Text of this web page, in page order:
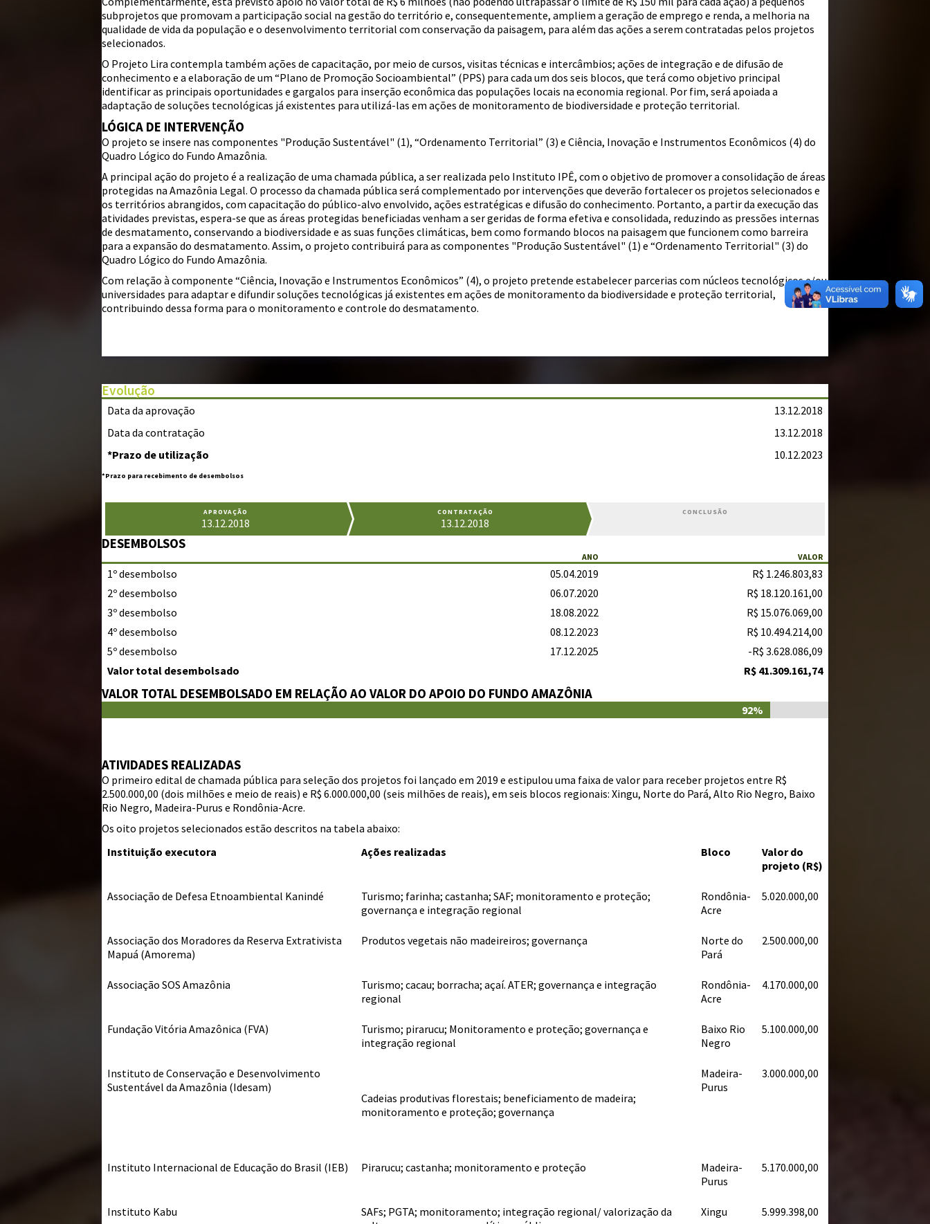
subprojetos que promovam a participação social na gestão do território e, consequentemente, ampliem a geração de emprego e renda, a melhoria na
qualidade de vida da população e o desenvolvimento territorial com conservação da paisagem, para além das ações a serem contratadas pelos projetos
selecionados.
O Projeto Lira contempla também ações de capacitação, por meio de cursos, visitas técnicas e intercâmbios; ações de integração e de difusão de
conhecimento e a elaboração de um “Plano de Promoção Socioambiental” (PPS) para cada um dos seis blocos, que terá como objetivo principal
identificar as principais oportunidades e gargalos para inserção econômica das populações locais na economia regional. Por fim, será apoiada a
adaptação de soluções tecnológicas já existentes para utilizá-las em ações de monitoramento de biodiversidade e proteção territorial.
LÓGICA DE INTERVENÇÃO
O projeto se insere nas componentes "Produção Sustentável" (1), “Ordenamento Territorial” (3) e Ciência, Inovação e Instrumentos Econômicos (4) do
Quadro Lógico do Fundo Amazônia.
A principal ação do projeto é a realização de uma chamada pública, a ser realizada pelo Instituto IPÊ, com o objetivo de promover a consolidação de áreas
protegidas na Amazônia Legal. O processo da chamada pública será complementado por intervenções que deverão fortalecer os projetos selecionados e
os territórios abrangidos, com capacitação do público-alvo envolvido, ações estratégicas e difusão do conhecimento. Portanto, a partir da execução das
atividades previstas, espera-se que as áreas protegidas beneficiadas venham a ser geridas de forma efetiva e consolidada, reduzindo as pressões internas
de desmatamento, conservando a biodiversidade e as suas funções climáticas, bem como formando blocos na paisagem que funcionem como barreira
para a expansão do desmatamento. Assim, o projeto contribuirá para as componentes "Produção Sustentável" (1) e “Ordenamento Territorial" (3) do
Quadro Lógico do Fundo Amazônia.
Com relação à componente “Ciência, Inovação e Instrumentos Econômicos” (4), o projeto pretende estabelecer parcerias com núcleos tecnológicos e/ou
universidades para adaptar e difundir soluções tecnológicas já existentes em ações de monitoramento da biodiversidade e proteção territorial,
contribuindo dessa forma para o monitoramento e controle do desmatamento.
Evolução
Data da aprovação
13.12.2018
Data da contratação
13.12.2018
*Prazo de utilização
10.12.2023
*Prazo para recebimento de desembolsos
APROVAÇÃO
13.12.2018
CONTRATAÇÃO
13.12.2018
CONCLUSÃO
DESEMBOLSOS
ANO VALOR
1º desembolso 05.04.2019
R$ 1.246.803,83
2º desembolso
06.07.2020
R$ 18.120.161,00
3º desembolso
18.08.2022
R$ 15.076.069,00
4º desembolso
08.12.2023
R$ 10.494.214,00
5º desembolso
17.12.2025
-R$ 3.628.086,09
Valor total desembolsado
R$ 41.309.161,74
VALOR TOTAL DESEMBOLSADO EM RELAÇÃO AO VALOR DO APOIO DO FUNDO AMAZÔNIA
92%
ATIVIDADES REALIZADAS
O primeiro edital de chamada pública para seleção dos projetos foi lançado em 2019 e estipulou uma faixa de valor para receber projetos entre R$
2.500.000,00 (dois milhões e meio de reais) e R$ 6.000.000,00 (seis milhões de reais), em seis blocos regionais: Xingu, Norte do Pará, Alto Rio Negro, Baixo
Rio Negro, Madeira-Purus e Rondônia-Acre.
Os oito projetos selecionados estão descritos na tabela abaixo:
Instituição executora
Ações realizadas Bloco
Valor do
projeto (R$)
Associação de Defesa Etnoambiental Kanindé
Turismo; farinha; castanha; SAF; monitoramento e proteção;
governança e integração regional
Rondônia-
Acre
5.020.000,00
Associação dos Moradores da Reserva Extrativista
Mapuá (Amorema)
Produtos vegetais não madeireiros; governança
Norte do
Pará
2.500.000,00
Associação SOS Amazônia
Turismo; cacau; borracha; açaí. ATER; governança e integração
regional
Rondônia-
Acre
4.170.000,00
Fundação Vitória Amazônica (FVA)
Turismo; pirarucu; Monitoramento e proteção; governança e
integração regional
Baixo Rio
Negro
5.100.000,00
Instituto de Conservação e Desenvolvimento
Sustentável da Amazônia (Idesam)
Cadeias produtivas florestais; beneficiamento de madeira;
monitoramento e proteção; governança
Madeira-
Purus
3.000.000,00
Instituto Internacional de Educação do Brasil (IEB) Pirarucu; castanha; monitoramento e proteção
Madeira-
Purus
5.170.000,00
Instituto Kabu
SAFs; PGTA; monitoramento; integração regional/ valorização da
Xingu 5.999.398,00